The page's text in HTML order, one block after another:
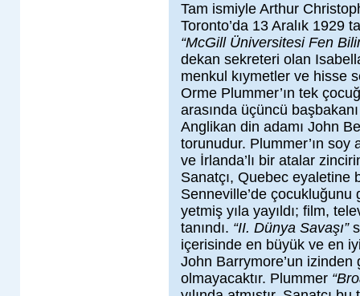
Tam ismiyle Arthur
Toronto’da 13 Aralık 1929
“McGill Üniversitesi Fen
dekan sekreteri olan
menkul kıymetler ve hisse
Orme Plummer’ın tek
arasında üçüncü
Anglikan din adamı John
torunudur. Plummer’ın soy
ve İrlanda’lı bir atalar
Sanatçı, Quebec eyaletine
Senneville’de çocukluğunu
yetmiş yıla yayıldı; film,
tanındı. “II. Dünya Savaşı”
içerisinde en büyük ve en
John Barrymore’un izinden
olmayacaktır. Plummer